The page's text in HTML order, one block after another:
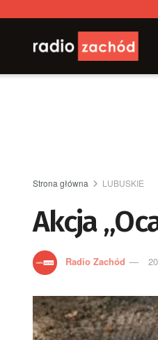
Strona główna LUBUSKIE
Akcja
Radio Zachód